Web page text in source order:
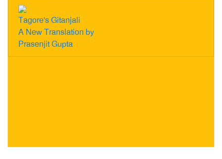
Tagore's Gitanjali
A New Translation by
Prasenjit Gupta